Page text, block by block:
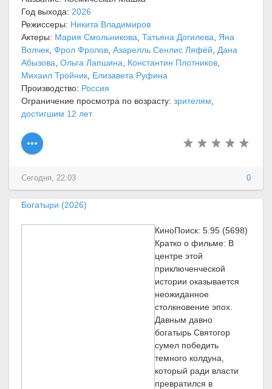
Год выхода: 2026
Режиссеры: Никита Владимиров
Актеры: Мария Смольникова Татьяна Догилева
Яна
Волчек Фрол Фролов Азарелль Сенлис Ляфёй
Дана
Абызова Ольга Лапшина Константин Плотников
Михаил Тройник Елизавета Руфина
Производство: Россия
Ограничение просмотра по возрасту: зрителям
достигшим 12 лет
0
Сегодня, 22:03
Богатыри (2026)
КиноПоиск: 5.95 (5698)
Кратко о фильме: В
центре этой
приключенческой
истории оказывается
неожиданное
столкновение эпох.
Давным давно
богатырь Святогор
сумел победить
темного колдуна,
который ради власти
превратился в